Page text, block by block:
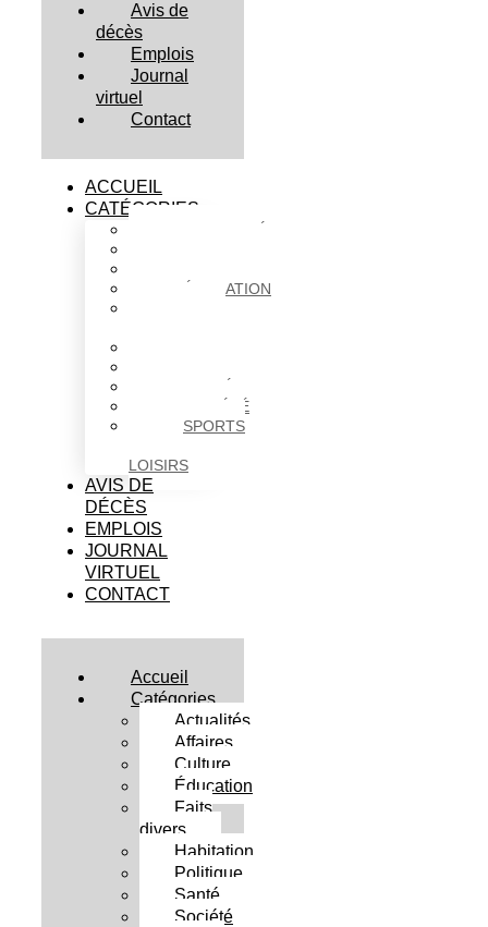
Avis de
décès
Emplois
Journal
virtuel
Contact
ACCUEIL
CATÉGORIES
ÉDUCATION
SOCIÉTÉ
SPORTS
LOISIRS
AVIS DE
DÉCÈS
EMPLOIS
JOURNAL
VIRTUEL
CONTACT
Accueil
Catégories
Actualités
Affaires
Culture
Éducation
Faits
divers
Habitation
Politique
Santé
Société